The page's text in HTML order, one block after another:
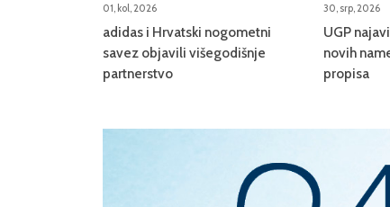
01, kol, 2026
adidas i Hrvatski nogometni
savez objavili višegodišnje
partnerstvo
30, srp, 2026
UGP
novih
propisa